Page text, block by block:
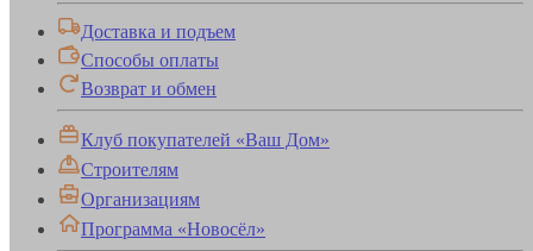
Доставка и подъем
Способы оплаты
Возврат и обмен
Клуб покупателей «Ваш Дом»
Строителям
Организациям
Программа «Новосёл»